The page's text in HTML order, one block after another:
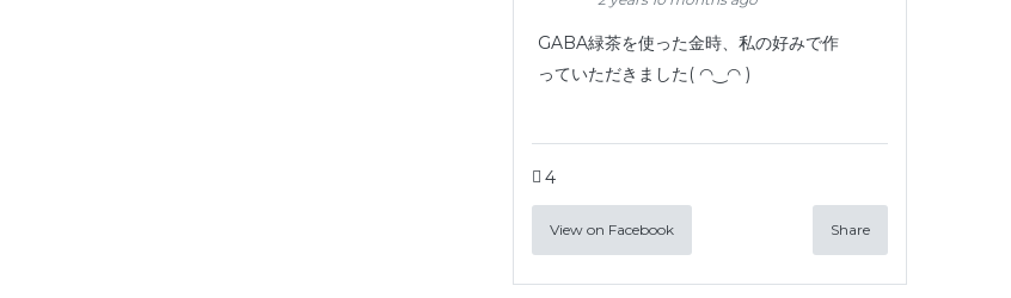
GABA緑茶を使った金時、私の好みで作
っていただきました( ◠‿◠ )
4
View on Facebook Share